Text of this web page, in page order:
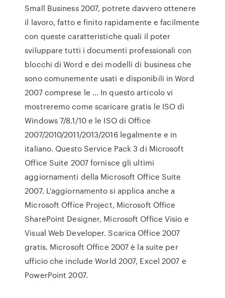
Small Business 2007, potrete davvero ottenere
il lavoro, fatto e finito rapidamente e facilmente
con queste caratteristiche quali il poter
sviluppare tutti i documenti professionali con
blocchi di Word e dei modelli di business che
sono comunemente usati e disponibili in Word
2007 comprese le … In questo articolo vi
mostreremo come scaricare gratis le ISO di
Windows 7/8.1/10 e le ISO di Office
2007/2010/2011/2013/2016 legalmente e in
italiano. Questo Service Pack 3 di Microsoft
Office Suite 2007 fornisce gli ultimi
aggiornamenti della Microsoft Office Suite
2007. L'aggiornamento si applica anche a
Microsoft Office Project, Microsoft Office
SharePoint Designer, Microsoft Office Visio e
Visual Web Developer. Scarica Office 2007
gratis. Microsoft Office 2007 è la suite per
ufficio che include World 2007, Excel 2007 e
PowerPoint 2007.